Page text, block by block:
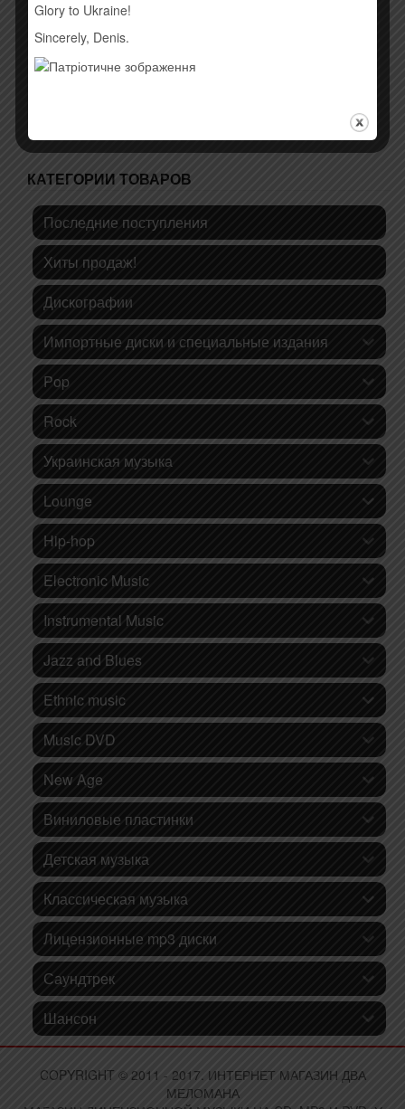
Временно нет
КАТЕГОРИИ ТОВАРОВ
Последние поступления
Хиты продаж!
Дискографии
Импортные диски и специальные издания
Pop
Rock
Украинская музыка
Lounge
Hip-hop
Electronic Music
Instrumental Music
Jazz and Blues
Ethnic music
Music DVD
New Age
Виниловые пластинки
Детская музыка
Классическая музыка
Лицензионные mp3 диски
Саундтрек
Шансон
COPYRIGHT © 2011 - 2017. ИНТЕРНЕТ МАГАЗИН ДВА
МЕЛОМАНА
Glory to Ukraine!
Sincerely, Denis.